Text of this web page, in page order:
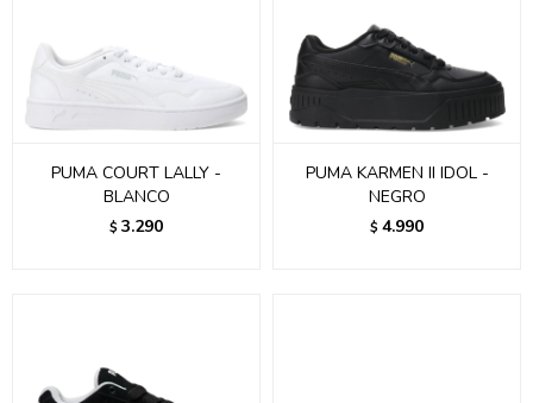
PUMA COURT LALLY -
BLANCO
$ 3.290
PUMA KARMEN II IDOL -
NEGRO
$ 4.990